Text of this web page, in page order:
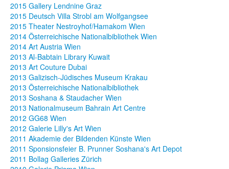
2015 Gallery Lendnine Graz
2015 Deutsch Villa Strobl am Wolfgangsee
2015 Theater Nestroyhof/Hamakom Wien
2014 Österreichische Nationalbibliothek Wien
2014 Art Austria Wien
2013 Al-Babtain Library Kuwait
2013 Art Couture Dubai
2013 Galizisch-Jüdisches Museum Krakau
2013 Österreichische Nationalbibliothek
2013 Soshana & Staudacher Wien
2013 Nationalmuseum Bahrain Art Centre
2012 GG68 Wien
2012 Galerie Lilly's Art Wien
2011 Akademie der Bildenden Künste Wien
2011 Sponsionsfeier B. Prunner Soshana's Art Depot
2011 Bollag Galleries Zürich